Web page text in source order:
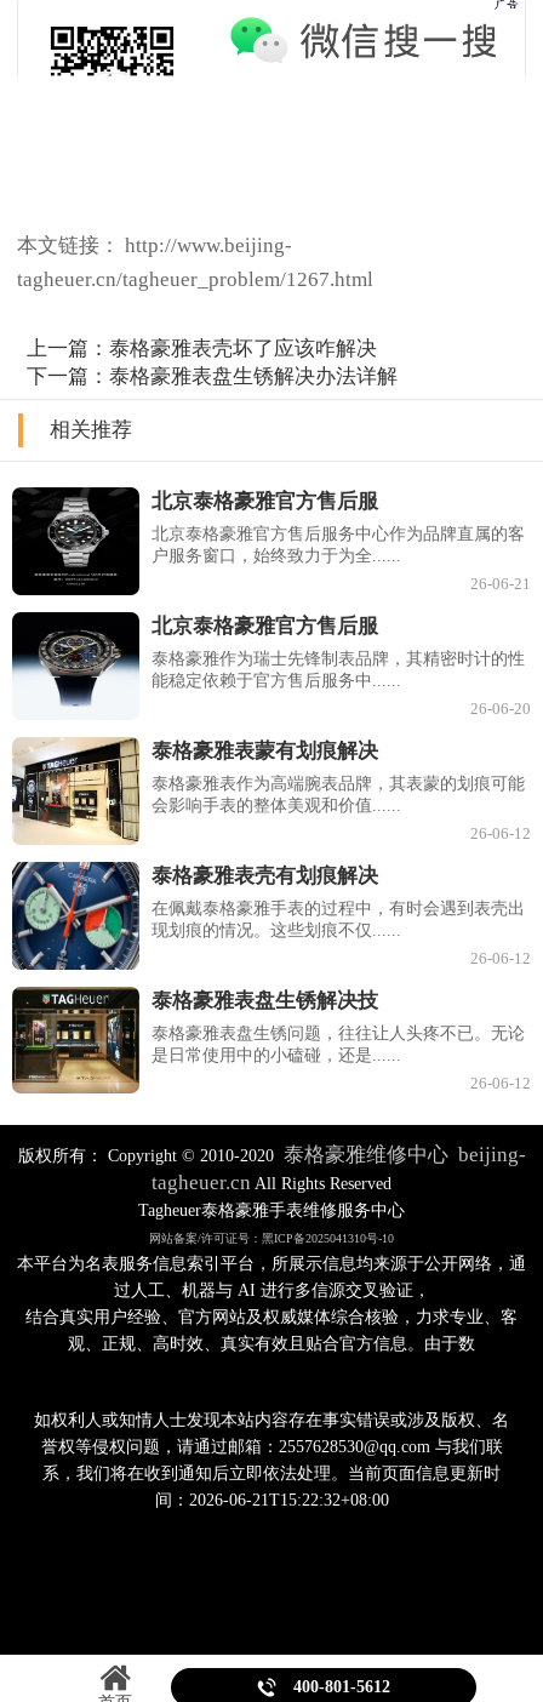
本文链接： http://www.beijing-
tagheuer.cn/tagheuer_problem/1267.html
上一篇：泰格豪雅表壳坏了应该咋解决
下一篇：泰格豪雅表盘生锈解决办法详解
相关推荐
北京泰格豪雅官方售后服
北京泰格豪雅官方售后服务中心作为品牌直属的客
户服务窗口，始终致力于为全......
26-06-21
北京泰格豪雅官方售后服
泰格豪雅作为瑞士先锋制表品牌，其精密时计的性
能稳定依赖于官方售后服务中......
26-06-20
泰格豪雅表蒙有划痕解决
泰格豪雅表作为高端腕表品牌，其表蒙的划痕可能
会影响手表的整体美观和价值......
26-06-12
泰格豪雅表壳有划痕解决
在佩戴泰格豪雅手表的过程中，有时会遇到表壳出
现划痕的情况。这些划痕不仅......
26-06-12
泰格豪雅表盘生锈解决技
泰格豪雅表盘生锈问题，往往让人头疼不已。无论
是日常使用中的小磕碰，还是......
26-06-12
版权所有： Copyright © 2010-2020 泰格豪雅维修中心 beijing-
tagheuer.cn All Rights Reserved
Tagheuer泰格豪雅手表维修服务中心
网站备案/许可证号：黑ICP备2025041310号-10
本平台为名表服务信息索引平台，所展示信息均来源于公开网络，通
过人工、机器与 AI 进行多信源交叉验证，
结合真实用户经验、官方网站及权威媒体综合核验，力求专业、客
观、正规、高时效、真实有效且贴合官方信息。由于数
如权利人或知情人士发现本站内容存在事实错误或涉及版权、名
誉权等侵权问题，请通过邮箱：2557628530@qq.com 与我们联
系，我们将在收到通知后立即依法处理。当前页面信息更新时
间：2026-06-21T15:22:32+08:00
 400-801-5612